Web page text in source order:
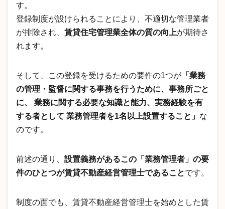
す。
登録制度が設けられることにより、不適切な管理業者
が排除され、 賃貸住宅管理業全体の質の向上が期待さ
れます。
そして、この登録を受けるための要件の1つが 「業務
の管理・監督に関する事務を行うために、事務所ごと
に、 業務に関する必要な知識と能力、実務経験を有
する者として 業務管理者を1名以上設置すること」 な
のです。
前述の通り、 設置義務があるこの「業務管理者」の要
件のひとつが賃貸不動産経営管理士であることです。
制度の面でも、賃貸不動産経営管理士を始めとした賃